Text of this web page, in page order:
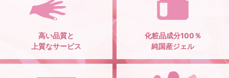
高い品質と
上質なサービス
化粧品成分100％
純国産ジェル